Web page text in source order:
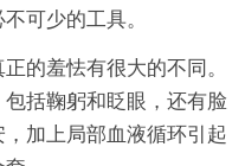
可少的工具。
的羞怯有很大的不同。
括鞠躬和眨眼，还有脸
，加上局部血液循环引起